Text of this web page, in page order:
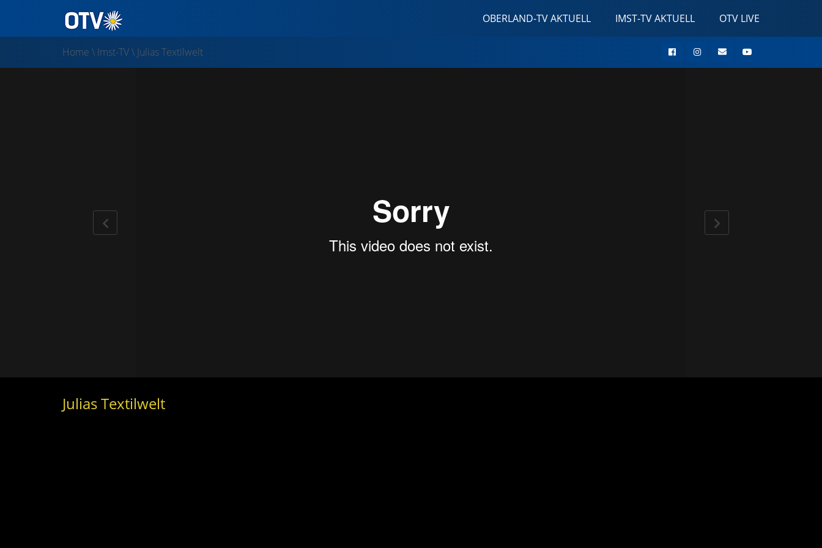
OBERLAND-TV AKTUELL IMST-TV AKTUELL OTV LIVE
Home \ Imst-TV\ Julias Textilwelt
Julias Textilwelt